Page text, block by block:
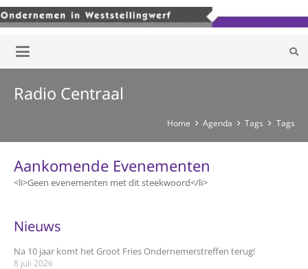
Radio Centraal
Home Agenda Tags Tags
Aankomende Evenementen
<li>Geen evenementen met dit steekwoord</li>
Nieuws
Na 10 jaar komt het Groot Fries Ondernemerstreffen terug!
8 juli 2026